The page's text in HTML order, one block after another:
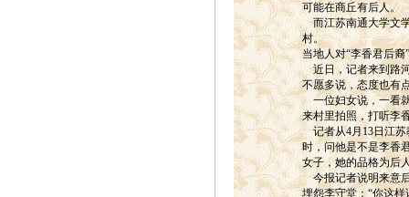
可能在商丘有后人。
而江苏南通大学文学
村。
当地人对“李香君后裔
近日，记者来到路河
不愿多说，态度也有
一位妇女说，一看就
来村里拍照，打听李
记者从4月13日江苏
时，问他是不是李香
女子，她的品格为后
今报记者说明来意后
埋怨李守堂：“你这